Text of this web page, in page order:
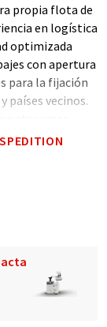
propia flota de
en logística
optimizada
con apertura
para la fijación
países vecinos.
y GVZ así como